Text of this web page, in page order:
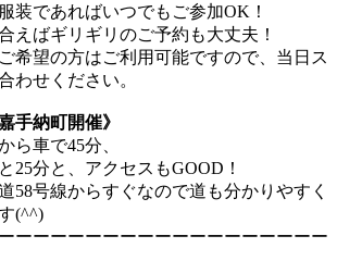
装であればいつでもご参加OK！
えばギリギリのご予約も大丈夫！
希望の方はご利用可能ですので、当日ス
わせください。
手納町開催》
ら車で45分、
25分と、アクセスもGOOD！
58号線からすぐなので道も分かりやすく
(^^)
ーーーーーーーーーーーーーーーーーー